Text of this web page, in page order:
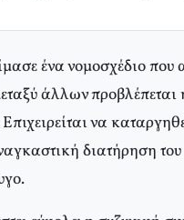
ένα νομοσχέδιο
άλλων προβλέπεται
να
διατήρηση του